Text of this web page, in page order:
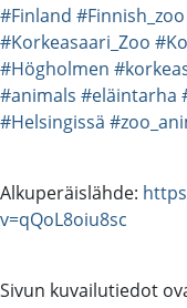
#Finland #Finnish_zoo
#Korkeasaari_Zoo
#Högholmen
#animals #eläintarha
#Helsingissä
Alkuperäislähde:
v=qQoL8oiu8sc
Sivun kuvailutiedot